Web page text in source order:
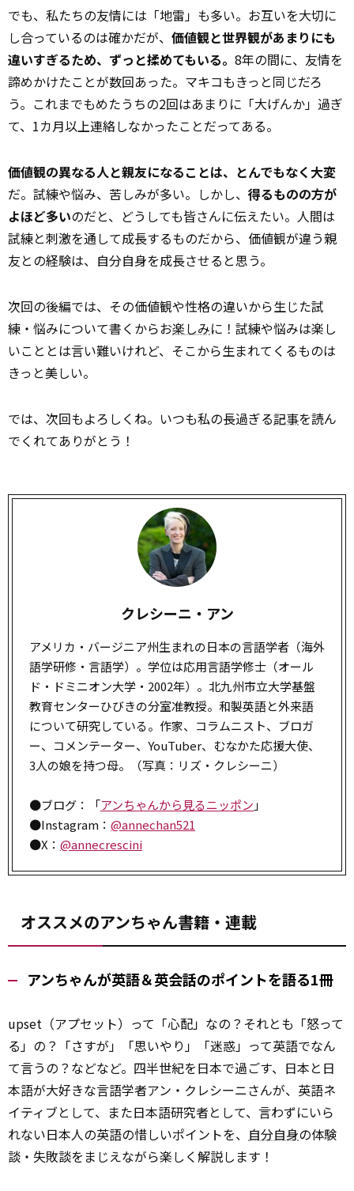
でも、私たちの友情には「地雷」も多い。お互いを大切に
し合っているのは確かだが、 価値観と世界観があまりにも
違いすぎるため、ずっと揉めてもいる。 8年の間に、友情を
諦めかけたことが数回あった。マキコもきっと同じだろ
う。これまでもめたうちの2回はあまりに「大げんか」過ぎ
て、1カ月以上連絡しなかったことだってある。
価値観の異なる人と親友になることは、とんでもなく大変
だ。試練や悩み、苦しみが多い。しかし、 得るものの方が
よほど多いのだと、どうしても皆さんに伝えたい。人間は
試練と刺激を通して成長するものだから、価値観が違う親
友との経験は、自分自身を成長させると思う。
次回の後編では、その価値観や性格の違いから生じた試
練・悩みについて書くからお楽しみに！試練や悩みは楽し
いこととは言い難いけれど、そこから生まれてくるものは
きっと美しい。
では、次回もよろしくね。いつも私の長過ぎる記事を読ん
でくれてありがとう！
クレシーニ・アン
アメリカ・バージニア州生まれの日本の言語学者（海外
語学研修・言語学）。学位は応用言語学修士（オール
ド・ドミニオン大学・2002年）。北九州市立大学基盤
教育センターひびきの分室准教授。和製英語と外来語
について研究している。作家、コラムニスト、ブロガ
ー、コメンテーター、YouTuber、むなかた応援大使、
3人の娘を持つ母。（写真：リズ・クレシーニ）
●ブログ：「アンちゃんから見るニッポン 」
●Instagram： @annechan521
●X： @annecrescini
オススメのアンちゃん書籍・連載
アンちゃんが英語＆英会話のポイントを語る1冊
upset（アプセット）って「心配」なの？それとも「怒って
る」の？「さすが」「思いやり」「迷惑」って英語でなん
て言うの？などなど。四半世紀を日本で過ごす、日本と日
本語が大好きな言語学者アン・クレシーニさんが、英語ネ
イティブとして、また日本語研究者として、言わずにいら
れない日本人の英語の惜しいポイントを、 自分自身の体験
談・失敗談をまじえながら楽しく解説します！